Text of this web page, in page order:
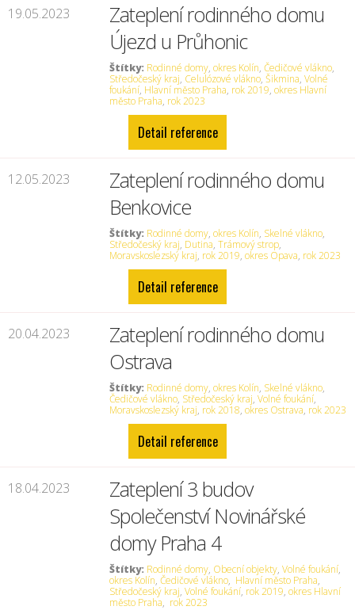
19.05.2023
Zateplení rodinného domu
Újezd u Průhonic
Štítky: Rodinné domy,okres Kolín,Čedičové vlákno,
Středočeský kraj, Celulózové vlákno,Šikmina,Volné
foukání, Hlavní město Praha, rok 2019,okres Hlavní
město Praha, rok 2023
Detail reference
12.05.2023
Zateplení rodinného domu
Benkovice
Štítky: Rodinné domy,okres Kolín, Skelné vlákno,
Středočeský kraj, Dutina,Trámový strop,
Moravskoslezský kraj, rok 2019,okres Opava, rok 2023
Detail reference
20.04.2023
Zateplení rodinného domu
Ostrava
Štítky: Rodinné domy,okres Kolín, Skelné vlákno,
Čedičové vlákno, Středočeský kraj,Volné foukání,
Moravskoslezský kraj, rok 2018,okres Ostrava, rok 2023
Detail reference
18.04.2023
Zateplení 3 budov
Společenství Novinářské
domy Praha 4
Štítky: Rodinné domy, Obecní objekty,Volné foukání,
okres Kolín,Čedičové vlákno, Hlavní město Praha,
Středočeský kraj,Volné foukání, rok 2019,okres Hlavní
město Praha, rok 2023